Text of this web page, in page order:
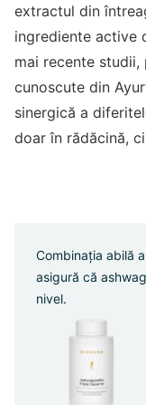
extractul din
ingrediente active
mai recente
cunoscute din
sinergică a
doar în rădăcină,
Combinația abilă
asigură că
nivel.